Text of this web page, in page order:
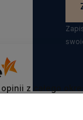
opinii z całego